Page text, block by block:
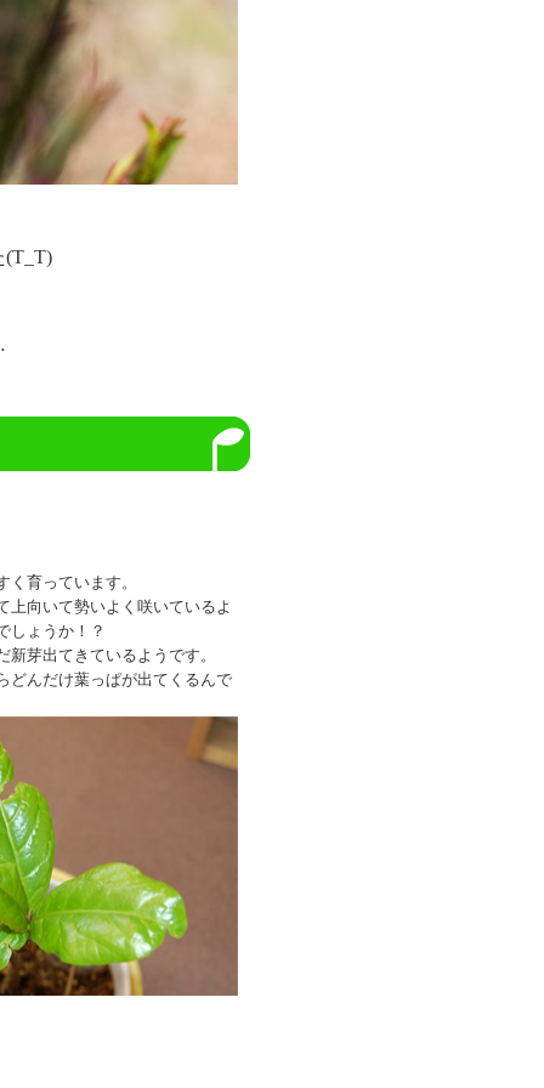
(T_T)
く育っています。
上向いて勢いよく咲いているよ
しょうか！？
新芽出てきているようです。
どんだけ葉っぱが出てくるんで